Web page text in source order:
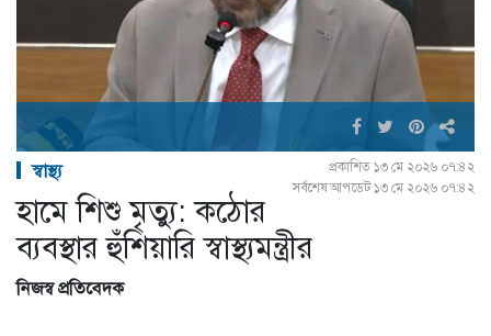
স্বাস্থ্য
প্রকাশিত ১৩ মে ২০২৬ ০৭:৪২
সর্বশেষ আপডেট ১৩ মে ২০২৬ ০৭:৪২
হামে শিশু মৃত্যু: কঠোর
ব্যবস্থার হুঁশিয়ারি স্বাস্থ্যমন্ত্রীর
নিজস্ব প্রতিবেদক